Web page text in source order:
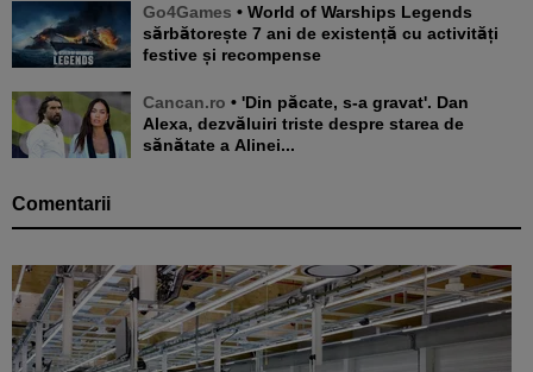
Go4Games • World of Warships Legends
sărbătorește 7 ani de existență cu activități
festive și recompense
Cancan.ro • 'Din păcate, s-a gravat'. Dan
Alexa, dezvăluiri triste despre starea de
sănătate a Alinei...
Comentarii